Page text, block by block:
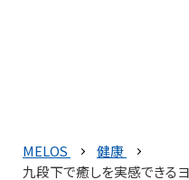
MELOS
健康
九段下で癒しを実感できる